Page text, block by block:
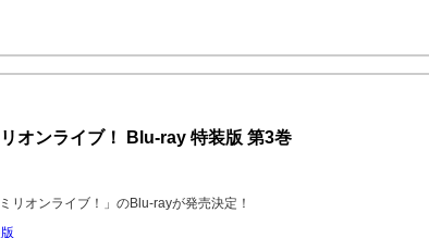
オンライブ！ Blu-ray 特装版 第3巻
リオンライブ！」のBlu-rayが発売決定！